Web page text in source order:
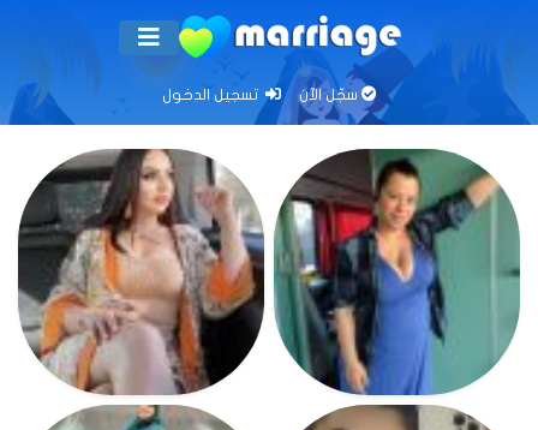
سجّل الآن تسجيل الدخول